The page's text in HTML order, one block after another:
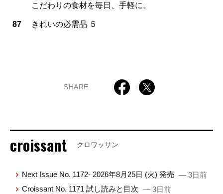
こだわりの食材を毎日、手軽に。
87 きれいの必需品 ５
SHARE
croissant クロワッサン
Next Issue No. 1172- 2026年8月25日 (火) 発売 — 3日前
Croissant No. 1171 試し読みと目次 — 3日前